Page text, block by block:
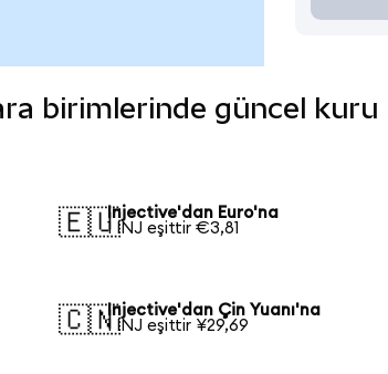
birimlerinde güncel kuru
🇪🇺Injective'dan Euro'na
1 INJ eşittir €3,81
🇨🇳Injective'dan Çin Yuanı'na
1 INJ eşittir ¥29,69